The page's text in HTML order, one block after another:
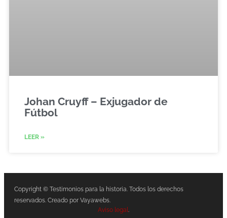
Johan Cruyff – Exjugador de
Fútbol
LEER »
Copyright © Testimonios para la historia. Todos los derechos
reservados. Creado por Vayawebs.
Aviso legal.